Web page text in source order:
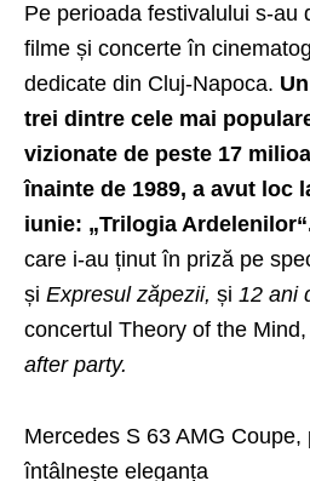
Pe perioada festivalului s-au
filme și concerte în
dedicate din Cluj-Napoca.
trei dintre cele mai
vizionate de peste 17
înainte de 1989, a avut loc
iunie: „Trilogia
care i-au ținut în priză pe
și Expresul zăpezii, și 12 ani
concertul Theory of the
after party.
Mercedes S 63 AMG Coupe,
întâlnește eleganța